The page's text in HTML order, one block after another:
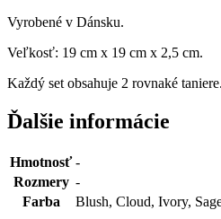
Vyrobené v Dánsku.
Veľkosť: 19 cm x 19 cm x 2,5 cm.
Každý set obsahuje 2 rovnaké taniere.
Ďalšie informácie
Hmotnosť -
Rozmery -
Farba
Blush, Cloud, Ivory,